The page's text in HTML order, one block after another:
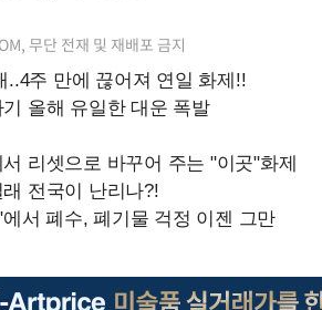
무단 전재 및 재배포 금지